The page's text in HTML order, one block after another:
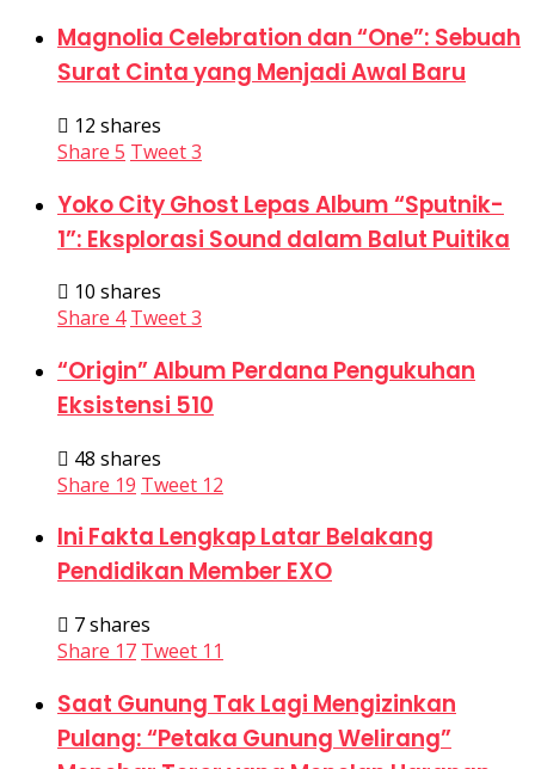
Magnolia Celebration dan “One”: Sebuah
Surat Cinta yang Menjadi Awal Baru
12 shares
Share 5 Tweet3
Yoko City Ghost Lepas Album “Sputnik-
1”: Eksplorasi Sound dalam Balut Puitika
10 shares
Share 4 Tweet3
“Origin” Album Perdana Pengukuhan
Eksistensi 510
48 shares
Share 19 Tweet 12
Ini Fakta Lengkap Latar Belakang
Pendidikan Member EXO
7 shares
Share 17 Tweet 11
Saat Gunung Tak Lagi Mengizinkan
Pulang: “Petaka Gunung Welirang”